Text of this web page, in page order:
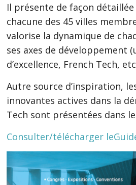
Il présente de façon
chacune des 45 villes
valorise la dynamique de
ses axes de développement
d’excellence, French Tech,
Autre source d’inspiration,
innovantes actives dans la
Tech sont présentées dans
Consulter/télécharger